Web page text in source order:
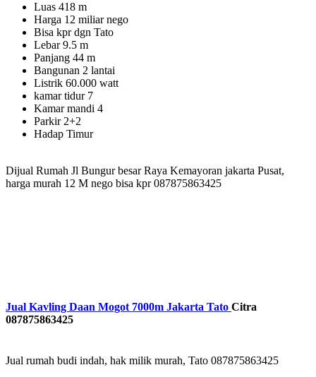
Luas 418 m
Harga 12 miliar nego
Bisa kpr dgn Tato
Lebar 9.5 m
Panjang 44 m
Bangunan 2 lantai
Listrik 60.000 watt
kamar tidur 7
Kamar mandi 4
Parkir 2+2
Hadap Timur
Dijual Rumah Jl Bungur besar Raya Kemayoran jakarta Pusat,
harga murah 12 M nego bisa kpr 087875863425
Jual Kavling Daan Mogot 7000m Jakarta Tato Citra
087875863425
Jual rumah budi indah, hak milik murah, Tato 087875863425